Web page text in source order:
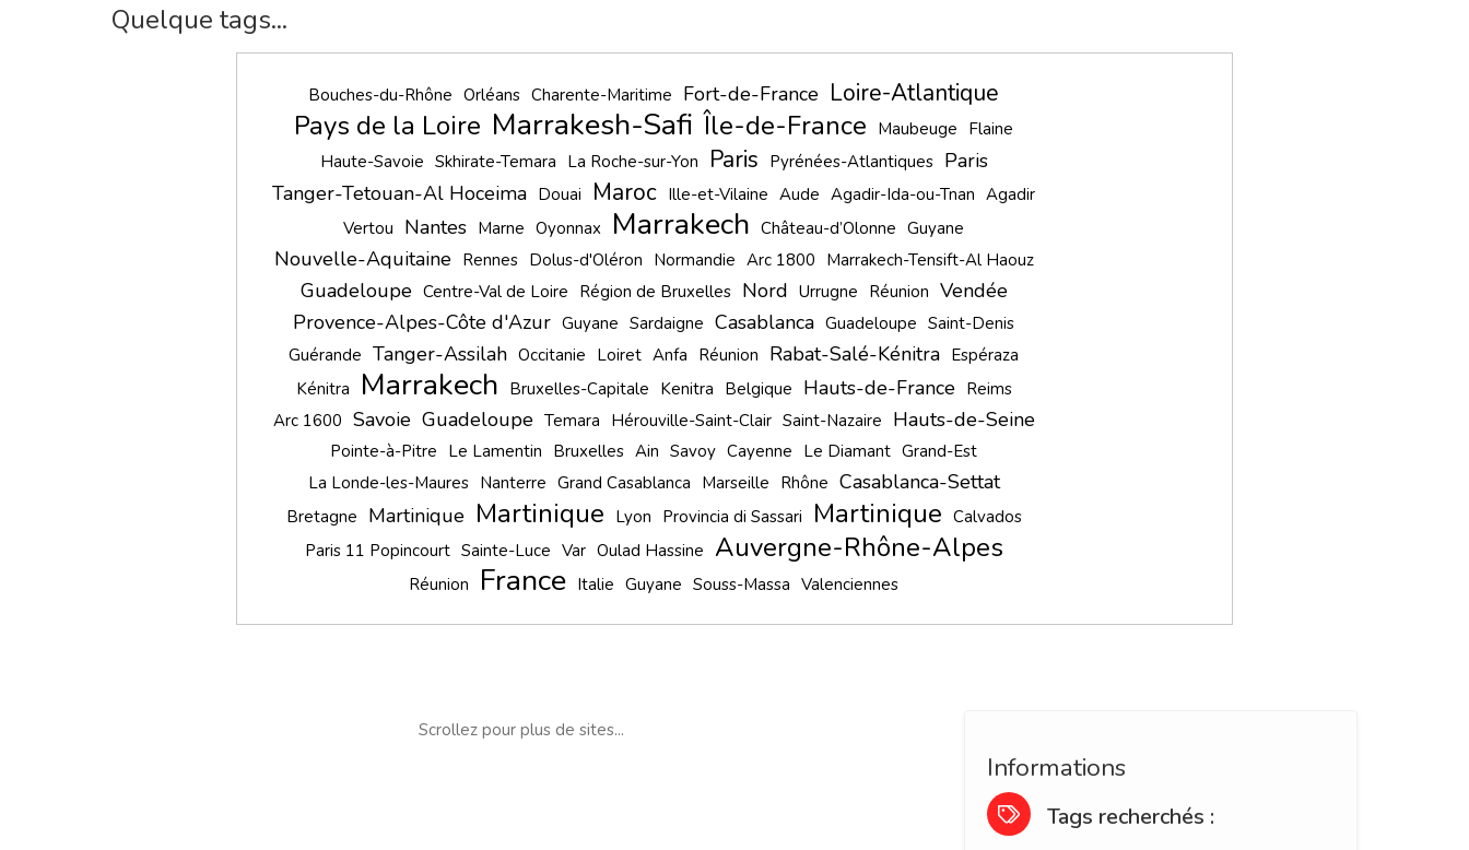
Quelque tags...
Bouches-du-Rhône Orléans Charente-Maritime Fort-de-France Loire-Atlantique
Pays de la Loire Marrakesh-Safi Île-de-France Maubeuge Flaine
Haute-Savoie Skhirate-Temara La Roche-sur-Yon Paris Pyrénées-Atlantiques Paris
Tanger-Tetouan-Al Hoceima Douai Maroc Ille-et-Vilaine Aude Agadir-Ida-ou-Tnan Agadir
Vertou Nantes Marne Oyonnax Marrakech Château-d’Olonne Guyane
Nouvelle-Aquitaine Rennes Dolus-d'Oléron Normandie Arc 1800 Marrakech-Tensift-Al Haouz
Guadeloupe Centre-Val de Loire Région de Bruxelles Nord Urrugne Réunion Vendée
Provence-Alpes-Côte d'Azur Guyane Sardaigne Casablanca Guadeloupe Saint-Denis
Guérande Tanger-Assilah Occitanie Loiret Anfa Réunion Rabat-Salé-Kénitra Espéraza
Kénitra
Marrakech Bruxelles-Capitale Kenitra Belgique Hauts-de-France Reims
Arc 1600 Savoie Guadeloupe Temara Hérouville-Saint-Clair Saint-Nazaire Hauts-de-Seine
Pointe-à-Pitre Le Lamentin Bruxelles Ain Savoy Cayenne Le Diamant Grand-Est
La Londe-les-Maures Nanterre Grand Casablanca Marseille Rhône Casablanca-Settat
Bretagne Martinique Martinique Lyon Provincia di Sassari Martinique Calvados
Paris 11 Popincourt Sainte-Luce Var Oulad Hassine Auvergne-Rhône-Alpes
Réunion France Italie Guyane Souss-Massa Valenciennes
Scrollez pour plus de sites...
Informations
Tags recherchés :